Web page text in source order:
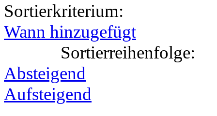
Sortierkriterium:
Wann hinzugefügt
Sortierreihenfolge:
Absteigend
Aufsteigend